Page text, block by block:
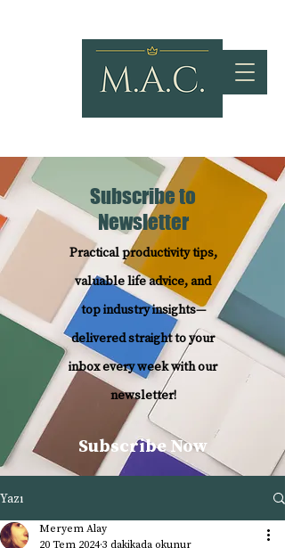
Subscribe to
Newsletter
Practical productivity tips,
valuable life advice, and
top industry insights—
delivered straight to your
inbox every week with our
newsletter!
Subscribe Now
Yazı
Meryem Alay
20 Tem 20243 dakikada okunur